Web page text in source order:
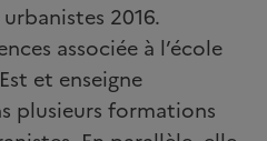
2016.
associée à l’école
et enseigne
plusieurs formations